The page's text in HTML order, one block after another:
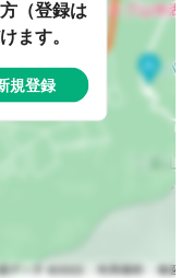
（登録は
ます。
規登録